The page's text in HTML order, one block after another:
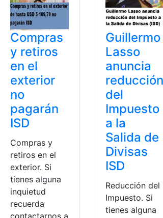
Compras
y retiros
en el
exterior
no
pagarán
ISD
Compras y
retiros en el
exterior. Si
tienes alguna
inquietud
recuerda
contactarnos a
Guillermo
Lasso
anuncia
reducción
del
Impuesto
a la
Salida de
Divisas
ISD
Reducción del
Impuesto. Si
tienes alguna